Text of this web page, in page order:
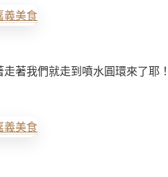
走著我們就走到噴水圓環來了耶